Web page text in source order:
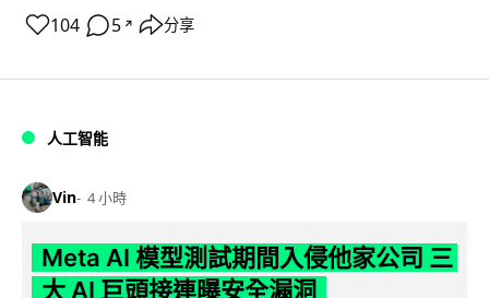
104 5 ↗ 分享
人工智能
Vin 4 小時
Meta AI 模型測試期間入侵他家公司 三
大 AI 巨頭接連曝安全漏洞